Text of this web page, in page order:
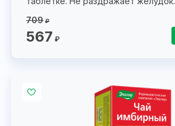
709 ₽
567 ₽